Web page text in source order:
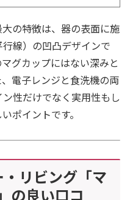
の特徴は、器の表面に施
線）の凹凸デザインで
グカップにはない深みと
電子レンジと食洗機の両
性だけでなく実用性もし
ポイントです。
リビング「マ
の良い口コ